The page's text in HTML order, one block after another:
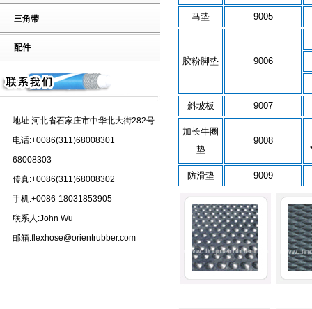
三角带
配件
地址:河北省石家庄市中华北大街282号
电话:+0086(311)68008301
68008303
传真:+0086(311)68008302
手机:+0086-18031853905
联系人:John Wu
邮箱:flexhose@orientrubber.com
马垫 9005
胶粉脚垫 9006
斜坡板 9007
加长牛圈
垫
9008
防滑垫 9009